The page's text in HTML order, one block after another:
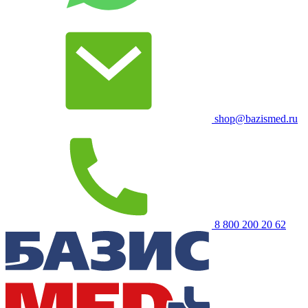
shop@bazismed.ru
8 800 200 20 62